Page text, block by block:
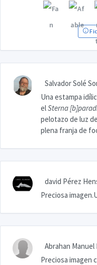
Salvador Solé
Una estampa
elSterna
pelotazo de luz
plena franja de
david Pérez
Preciosa
Abrahan Manuel
Preciosa imagen